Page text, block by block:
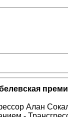
Алан